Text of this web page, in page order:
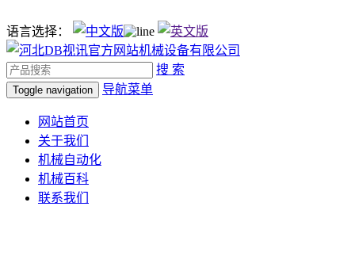
语言选择：
搜 索
Toggle navigation 导航菜单
网站首页
关于我们
机械自动化
机械百科
联系我们